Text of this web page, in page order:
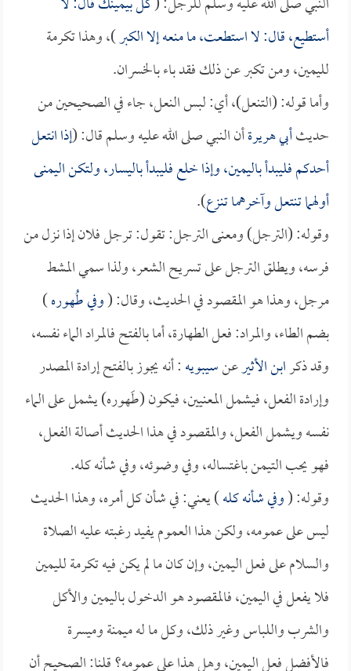
أستطيع، قال: لا استطعت، ما منعه إلا الكبر)، وهذا تكرمة
لليمين، ومن تكبر عن ذلك فقد باء بالخسران.
وأما قوله: (التنعل)، أي: لبس النعل، جاء في الصحيحين من
حديثأبي هريرةأن النبي صلى الله عليه وسلم قال: (إذا انتعل
أحدكم فليبدأ باليمين، وإذا خلع فليبدأ باليسار، ولتكن اليمنى
أولهما تنتعل وآخرهما تنزع).
وقوله: (الترجل) ومعنى الترجل: تقول: ترجل فلان إذا نزل من
فرسه، ويطلق الترجل على تسريح الشعر، ولذا سمي المشط
مرجل، وهذا هو المقصود في الحديث، وقال: (وفي طُهوره)
بضم الطاء، والمراد: فعل الطهارة، أما بالفتح فالمراد الماء نفسه،
وقد ذكرابن الأثيرعنسيبويه: أنه يجوز بالفتح إرادة المصدر
وإرادة الفعل، فيشمل المعنيين، فيكون (طَهوره) يشمل على الماء
نفسه ويشمل الفعل، والمقصود في هذا الحديث أصالة الفعل،
فهو يحب التيمن باغتساله، وفي وضوئه، وفي شأنه كله.
وقوله: (وفي شأنه كله) يعني: في شأن كل أمره، وهذا الحديث
ليس على عمومه، ولكن هذا العموم يفيد رغبته عليه الصلاة
والسلام على فعل اليمين، وإن كان ما لم يكن فيه تكرمة لليمين
فلا يفعل في اليمين، فالمقصود هو الدخول باليمين والأكل
والشرب واللباس وغير ذلك، وكل ما له ميمنة وميسرة
فالأفضل فعل اليمين، وهل هذا على عمومه؟ قلنا: الصحيح أن